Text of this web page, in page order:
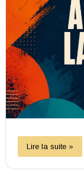
Lire la suite »